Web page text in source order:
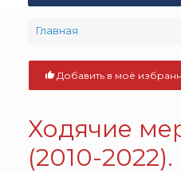
Главная
Добавить в моё
Ходячие
(2010-